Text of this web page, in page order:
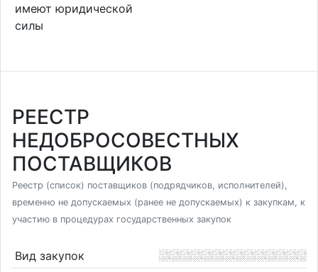
имеют юридической
силы
РЕЕСТР
НЕДОБРОСОВЕСТНЫХ
ПОСТАВЩИКОВ
Реестр (список) поставщиков (подрядчиков, исполнителей),
временно не допускаемых (ранее не допускаемых) к закупкам, к
участию в процедурах государственных закупок
Вид закупок